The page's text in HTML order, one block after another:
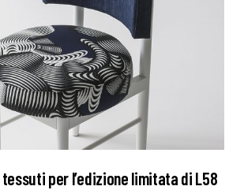
per l’edizione limitata di L58